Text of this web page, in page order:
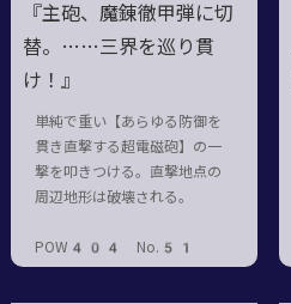
『主砲、魔錬徹甲弾に切
替。……三界を巡り貫
け！』
単純で重い【あらゆる防御を
貫き直撃する超電磁砲】の一
撃を叩きつける。直撃地点の
周辺地形は破壊される。
POW404 No.51